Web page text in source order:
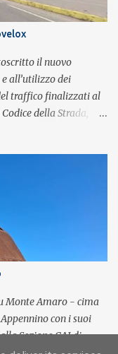
direttamente da
Will Rock You.
il nuovo
all’utilizzo dei
traffico finalizzati al
della Strada,
limiti di velocità. Il
a seguito del
Polizia Stradale di
stradali per i quali è
inoltre, si è
e/o revisione p...
Monte Amaro - cima
con i suoi
Sezione CAI di